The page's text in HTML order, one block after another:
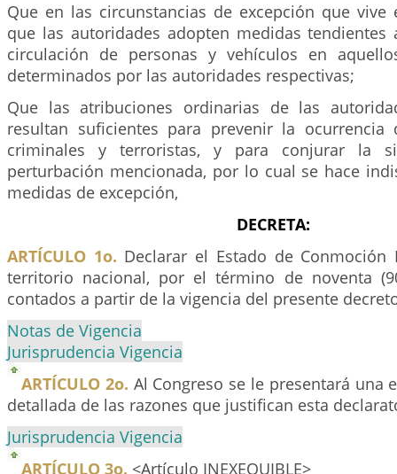
Que en las circunstancias de excepción que vive
que las autoridades adopten medidas
circulación de personas y vehículos en
determinados por las autoridades respectivas;
Que las atribuciones ordinarias de las
resultan suficientes para prevenir la ocurrencia
criminales y terroristas, y para conjurar la
perturbación mencionada, por lo cual se hace
medidas de excepción,
DECRETA:
ARTÍCULO 1o. Declarar el Estado de
territorio nacional, por el término de noventa
contados a partir de la vigencia del presente
Notas de Vigencia
Jurisprudencia Vigencia
ARTÍCULO 2o. Al Congreso se le presentará una
detallada de las razones que justifican esta
Jurisprudencia Vigencia
ARTÍCULO 3o. <Artículo INEXEQUIBLE>